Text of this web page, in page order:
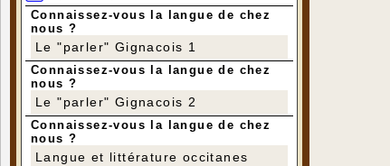
Connaissez-vous la langue de chez
nous ?
Le "parler" Gignacois 1
Connaissez-vous la langue de chez
nous ?
Le "parler" Gignacois 2
Connaissez-vous la langue de chez
nous ?
Langue et littérature occitanes